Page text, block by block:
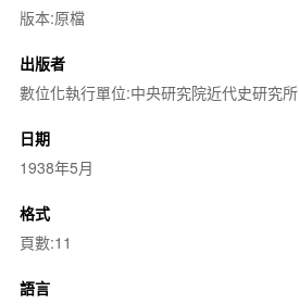
版本:原檔
出版者
數位化執行單位:中央研究院近代史研究所
日期
1938年5月
格式
頁數:11
語言